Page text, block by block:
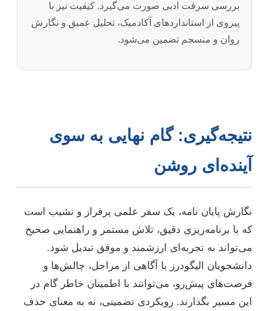
بررسی سرقت ادبی صورت می‌گیرد. کیفیت نیز با
پیروی از استانداردهای آکادمیک، تحلیل عمیق و نگارش
روان و منسجم تضمین می‌شود.
نتیجه‌گیری: گام نهایی به سوی
آینده‌ای روشن
نگارش پایان نامه، یک سفر علمی پرفراز و نشیب است
که با برنامه‌ریزی دقیق، تلاش مستمر و راهنمایی صحیح
می‌تواند به تجربه‌ای ارزشمند و موفق تبدیل شود.
دانشجویان الیگودرز با آگاهی از مراحل، چالش‌ها و
فرصت‌های پیش‌رو، می‌توانند با اطمینان خاطر گام در
این مسیر بگذارند. رویکردی تضمینی، نه به معنای حذف